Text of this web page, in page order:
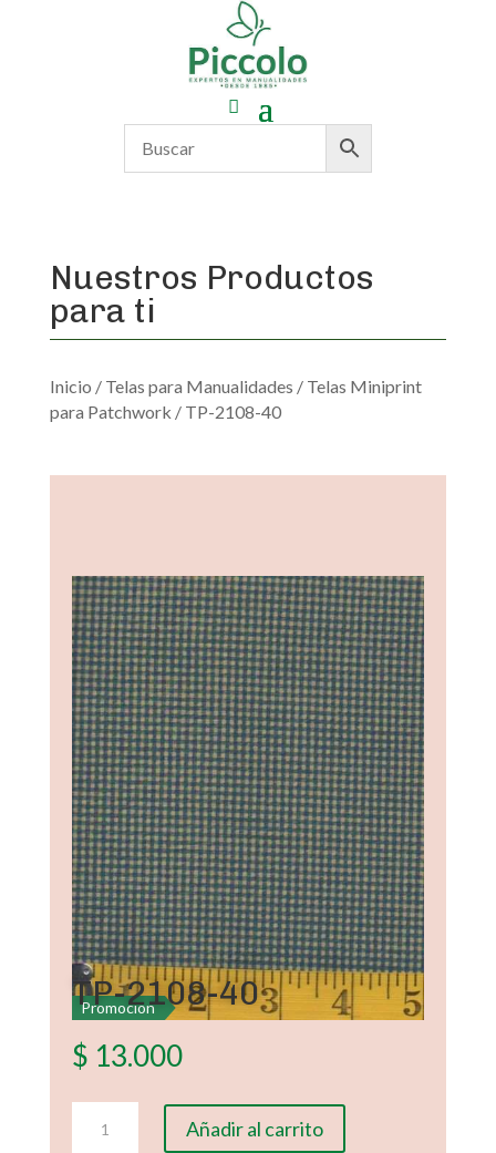
Nuestros Productos
para ti
Inicio / Telas para Manualidades / Telas Miniprint
para Patchwork / TP-2108-40
Promoción
TP-2108-40
$ 13.000
2108-
Añadir al carrito